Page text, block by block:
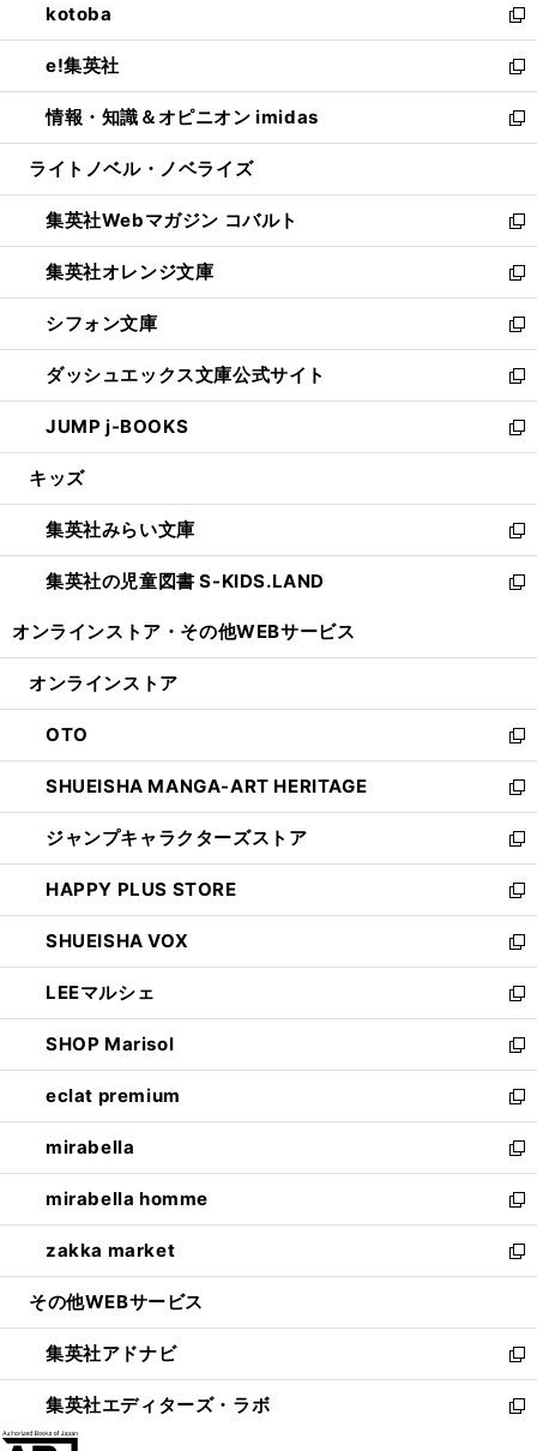
く
で
開
く
ド
ウ
で
開
く
ィ
ン
ド
ウ
で
開
い
ウ
ィ
ン
ド
ウ
開
く
kotoba
新
し
い
ウ
ィ
ン
ウ
で
開
く
e!集英社
新
し
い
ウ
ン
ド
ウ
で
開
く
情報・知識＆オピニオン imidas
新
し
ウ
ィ
ン
ド
ウ
で
開
く
ライトノベル・ノベライズ
集英社Webマガジン コバルト
新
し
い
ウ
ィ
ン
ド
ウ
で
開
集英社オレンジ文庫
新
し
い
ウ
ィ
ン
ド
ウ
開
く
シフォン文庫
新
し
い
ウ
ィ
ン
ウ
で
開
く
ダッシュエックス文庫公式サイト
新
し
い
ウ
ン
ド
ウ
で
JUMP j-BOOKS
新
し
ウ
ィ
ン
ド
開
キッズ
集英社みらい文庫
新
し
い
ン
ウ
で
開
く
集英社の児童図書 S-KIDS.LAND
新
ウ
ン
ド
ウ
で
開
く
オンラインストア・ その他WEBサービス
オンラインストア
OTO
新
し
い
ウ
ィ
ン
ド
ウ
で
開
く
SHUEISHA MANGA-ART HERITAGE
新
し
い
ウ
ィ
ン
ド
ウ
で
開
く
ジャンプキャラクターズストア
新
し
い
ウ
ィ
ン
ド
ウ
で
開
く
HAPPY PLUS STORE
新
し
い
ウ
ィ
ン
ド
ウ
で
開
く
SHUEISHA VOX
新
し
い
ウ
ィ
ン
ド
ウ
で
開
く
LEEマルシェ
新
し
い
ウ
ィ
ン
ド
ウ
で
開
く
SHOP Marisol
新
し
い
ウ
ィ
ン
ド
ウ
で
開
eclat premium
新
し
い
ウ
ィ
ン
ド
ウ
開
く
mirabella
新
し
い
ウ
ィ
ン
ウ
で
開
く
mirabella homme
新
し
い
ウ
ン
ド
ウ
で
zakka market
新
し
ウ
ィ
ン
ド
その他WEBサービス
集英社アドナビ
新
し
い
集英社エディターズ・ラボ
新